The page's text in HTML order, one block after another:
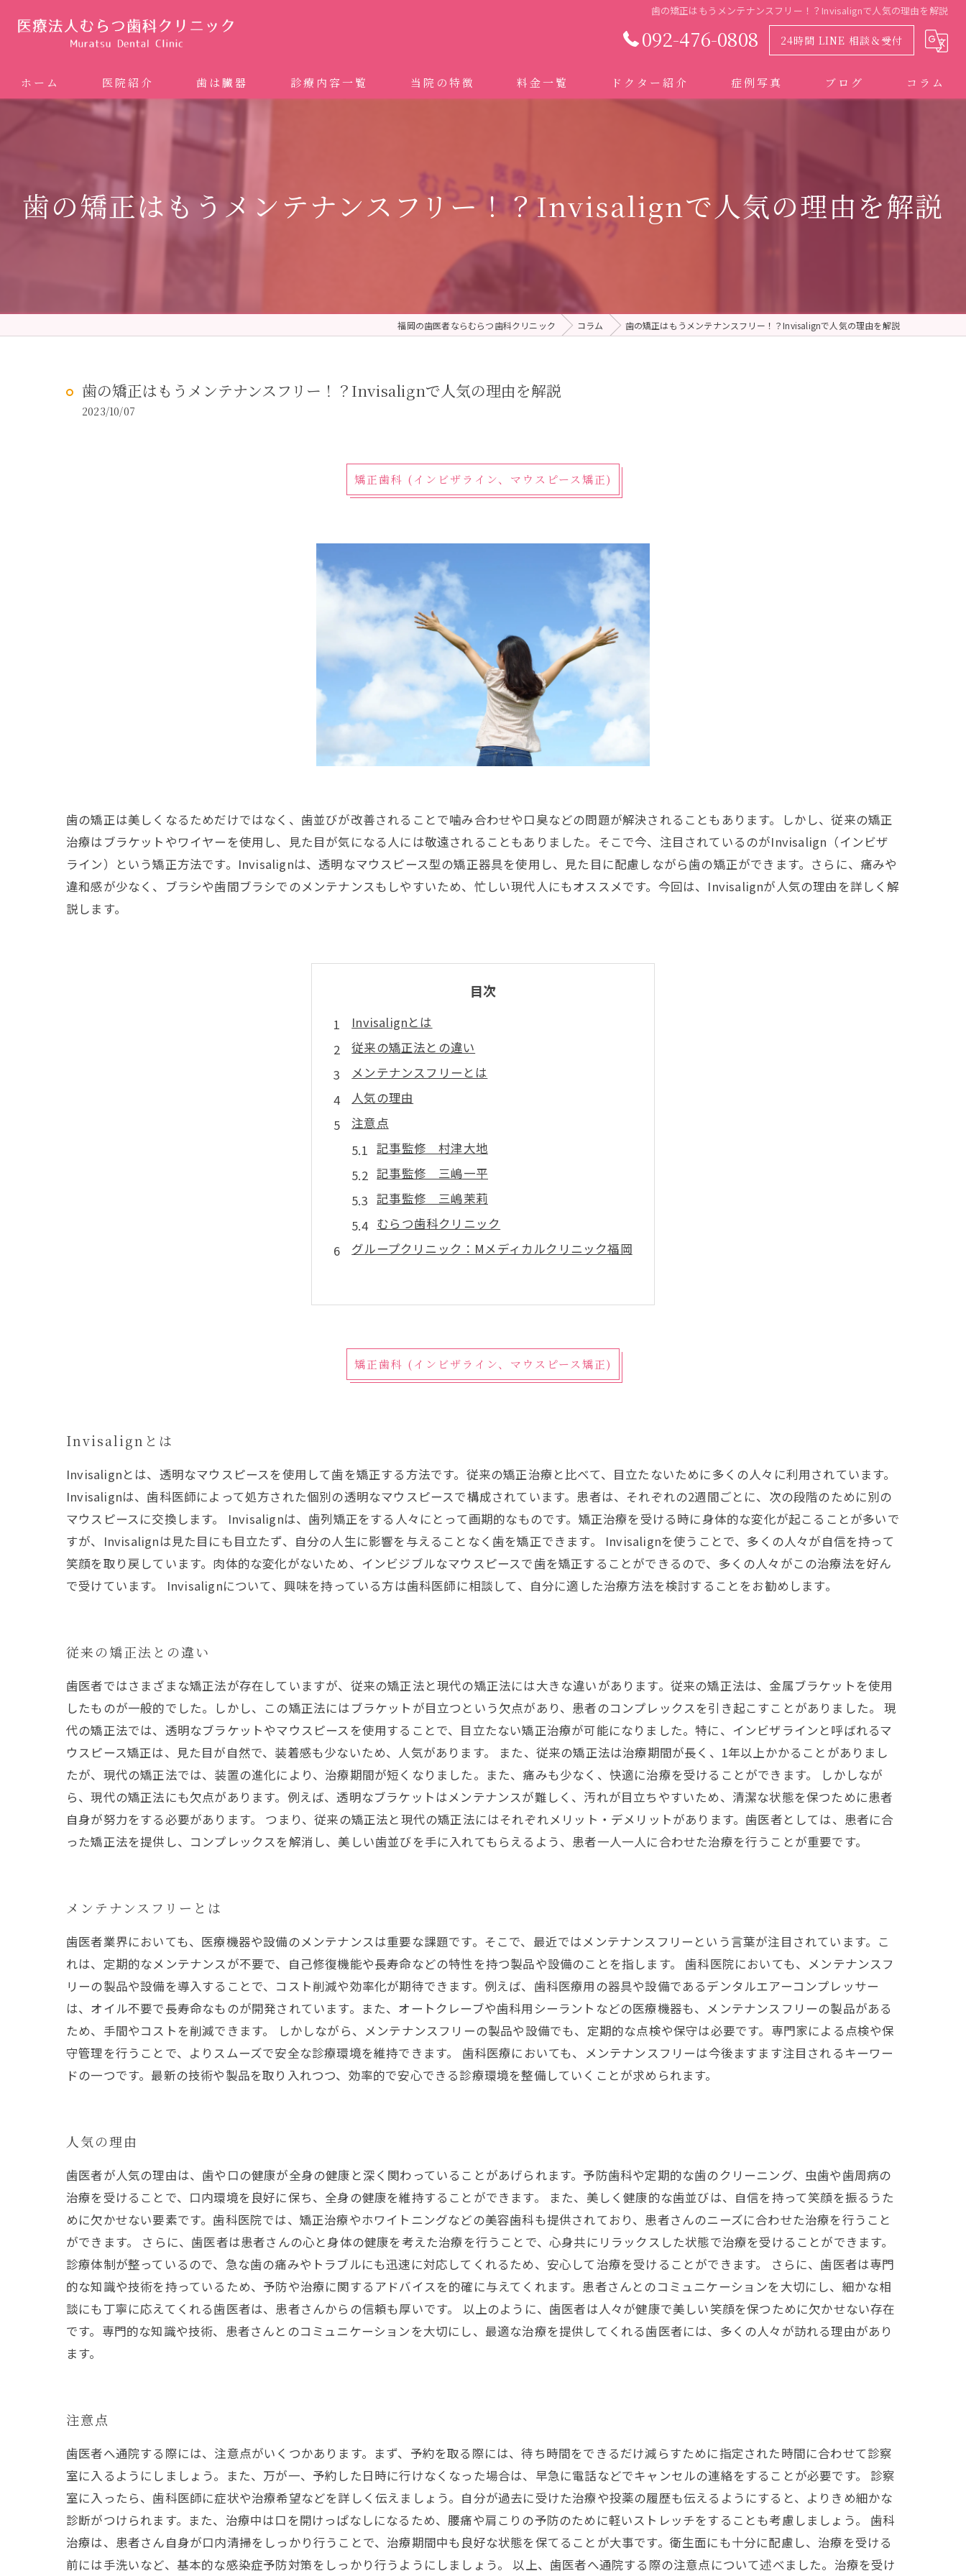
歯の矯正はもうメンテナンスフリー！？Invisalignで人気の理由を解説
092-476-0808 24時間 LINE 相談＆受付
ホーム 医院紹介 歯は臓器 診療内容一覧
矯正歯科 (インビザライン、マウスピース矯正）
ホワイトニング
予防歯科 (メンテナンス)
当院の特徴
ドクターむらつのワンライン歯臓ブラシ
料金一覧 ドクター紹介 症例写真 ブログ コラム
歯の矯正はもうメンテナンスフリー！？Invisalignで人気の理由を解説
福岡の歯医者ならむらつ歯科クリニック コラム 歯の矯正はもうメンテナンスフリー！？Invisalignで人気の理由を解説
歯の矯正はもうメンテナンスフリー！？Invisalignで人気の理由を解説
2023/10/07
矯正歯科 (インビザライン、マウスピース矯正)
歯の矯正は美しくなるためだけではなく、歯並びが改善されることで噛み合わせや口臭などの問題が解決されることもあります。しかし、従来の矯正
治療はブラケットやワイヤーを使用し、見た目が気になる人には敬遠されることもありました。そこで今、注目されているのがInvisalign（インビザ
ライン）という矯正方法です。Invisalignは、透明なマウスピース型の矯正器具を使用し、見た目に配慮しながら歯の矯正ができます。さらに、痛みや
違和感が少なく、ブラシや歯間ブラシでのメンテナンスもしやすいため、忙しい現代人にもオススメです。今回は、Invisalignが人気の理由を詳しく解
説します。
目次
Invisalignとは
従来の矯正法との違い
メンテナンスフリーとは
人気の理由
注意点
記事監修 村津大地
記事監修 三嶋一平
記事監修 三嶋茉莉
むらつ歯科クリニック
グループクリニック：Mメディカルクリニック福岡
矯正歯科 (インビザライン、マウスピース矯正)
Invisalignとは
Invisalignとは、透明なマウスピースを使用して歯を矯正する方法です。従来の矯正治療と比べて、目立たないために多くの人々に利用されています。
Invisalignは、歯科医師によって処方された個別の透明なマウスピースで構成されています。患者は、それぞれの2週間ごとに、次の段階のために別の
マウスピースに交換します。 Invisalignは、歯列矯正をする人々にとって画期的なものです。矯正治療を受ける時に身体的な変化が起こることが多いで
すが、Invisalignは見た目にも目立たず、自分の人生に影響を与えることなく歯を矯正できます。 Invisalignを使うことで、多くの人々が自信を持って
笑顔を取り戻しています。肉体的な変化がないため、インビジブルなマウスピースで歯を矯正することができるので、多くの人々がこの治療法を好ん
で受けています。 Invisalignについて、興味を持っている方は歯科医師に相談して、自分に適した治療方法を検討することをお勧めします。
従来の矯正法との違い
歯医者ではさまざまな矯正法が存在していますが、従来の矯正法と現代の矯正法には大きな違いがあります。従来の矯正法は、金属ブラケットを使用
したものが一般的でした。しかし、この矯正法にはブラケットが目立つという欠点があり、患者のコンプレックスを引き起こすことがありました。 現
代の矯正法では、透明なブラケットやマウスピースを使用することで、目立たない矯正治療が可能になりました。特に、インビザラインと呼ばれるマ
ウスピース矯正は、見た目が自然で、装着感も少ないため、人気があります。 また、従来の矯正法は治療期間が長く、1年以上かかることがありまし
たが、現代の矯正法では、装置の進化により、治療期間が短くなりました。また、痛みも少なく、快適に治療を受けることができます。 しかしなが
ら、現代の矯正法にも欠点があります。例えば、透明なブラケットはメンテナンスが難しく、汚れが目立ちやすいため、清潔な状態を保つために患者
自身が努力をする必要があります。 つまり、従来の矯正法と現代の矯正法にはそれぞれメリット・デメリットがあります。歯医者としては、患者に合
った矯正法を提供し、コンプレックスを解消し、美しい歯並びを手に入れてもらえるよう、患者一人一人に合わせた治療を行うことが重要です。
メンテナンスフリーとは
歯医者業界においても、医療機器や設備のメンテナンスは重要な課題です。そこで、最近ではメンテナンスフリーという言葉が注目されています。こ
れは、定期的なメンテナンスが不要で、自己修復機能や長寿命などの特性を持つ製品や設備のことを指します。 歯科医院においても、メンテナンスフ
リーの製品や設備を導入することで、コスト削減や効率化が期待できます。例えば、歯科医療用の器具や設備であるデンタルエアーコンプレッサー
は、オイル不要で長寿命なものが開発されています。また、オートクレーブや歯科用シーラントなどの医療機器も、メンテナンスフリーの製品がある
ため、手間やコストを削減できます。 しかしながら、メンテナンスフリーの製品や設備でも、定期的な点検や保守は必要です。専門家による点検や保
守管理を行うことで、よりスムーズで安全な診療環境を維持できます。 歯科医療においても、メンテナンスフリーは今後ますます注目されるキーワー
ドの一つです。最新の技術や製品を取り入れつつ、効率的で安心できる診療環境を整備していくことが求められます。
人気の理由
歯医者が人気の理由は、歯や口の健康が全身の健康と深く関わっていることがあげられます。予防歯科や定期的な歯のクリーニング、虫歯や歯周病の
治療を受けることで、口内環境を良好に保ち、全身の健康を維持することができます。 また、美しく健康的な歯並びは、自信を持って笑顔を振るうた
めに欠かせない要素です。歯科医院では、矯正治療やホワイトニングなどの美容歯科も提供されており、患者さんのニーズに合わせた治療を行うこと
ができます。 さらに、歯医者は患者さんの心と身体の健康を考えた治療を行うことで、心身共にリラックスした状態で治療を受けることができます。
診療体制が整っているので、急な歯の痛みやトラブルにも迅速に対応してくれるため、安心して治療を受けることができます。 さらに、歯医者は専門
的な知識や技術を持っているため、予防や治療に関するアドバイスを的確に与えてくれます。患者さんとのコミュニケーションを大切にし、細かな相
談にも丁寧に応えてくれる歯医者は、患者さんからの信頼も厚いです。 以上のように、歯医者は人々が健康で美しい笑顔を保つために欠かせない存在
です。専門的な知識や技術、患者さんとのコミュニケーションを大切にし、最適な治療を提供してくれる歯医者には、多くの人々が訪れる理由があり
ます。
注意点
歯医者へ通院する際には、注意点がいくつかあります。まず、予約を取る際には、待ち時間をできるだけ減らすために指定された時間に合わせて診察
室に入るようにしましょう。また、万が一、予約した日時に行けなくなった場合は、早急に電話などでキャンセルの連絡をすることが必要です。 診察
室に入ったら、歯科医師に症状や治療希望などを詳しく伝えましょう。自分が過去に受けた治療や投薬の履歴も伝えるようにすると、よりきめ細かな
診断がつけられます。また、治療中は口を開けっぱなしになるため、腰痛や肩こりの予防のために軽いストレッチをすることも考慮しましょう。 歯科
治療は、患者さん自身が口内清掃をしっかり行うことで、治療期間中も良好な状態を保てることが大事です。衛生面にも十分に配慮し、治療を受ける
前には手洗いなど、基本的な感染症予防対策をしっかり行うようにしましょう。 以上、歯医者へ通院する際の注意点について述べました。治療を受け